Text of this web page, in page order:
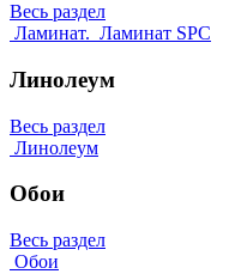
Весь раздел
Ламинат. Ламинат SPC
Линолеум
Весь раздел
Линолеум
Обои
Весь раздел
Обои